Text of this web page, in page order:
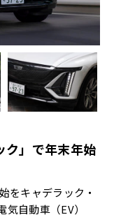
ク」で年末年始
をキャデラック・
自動車（EV）